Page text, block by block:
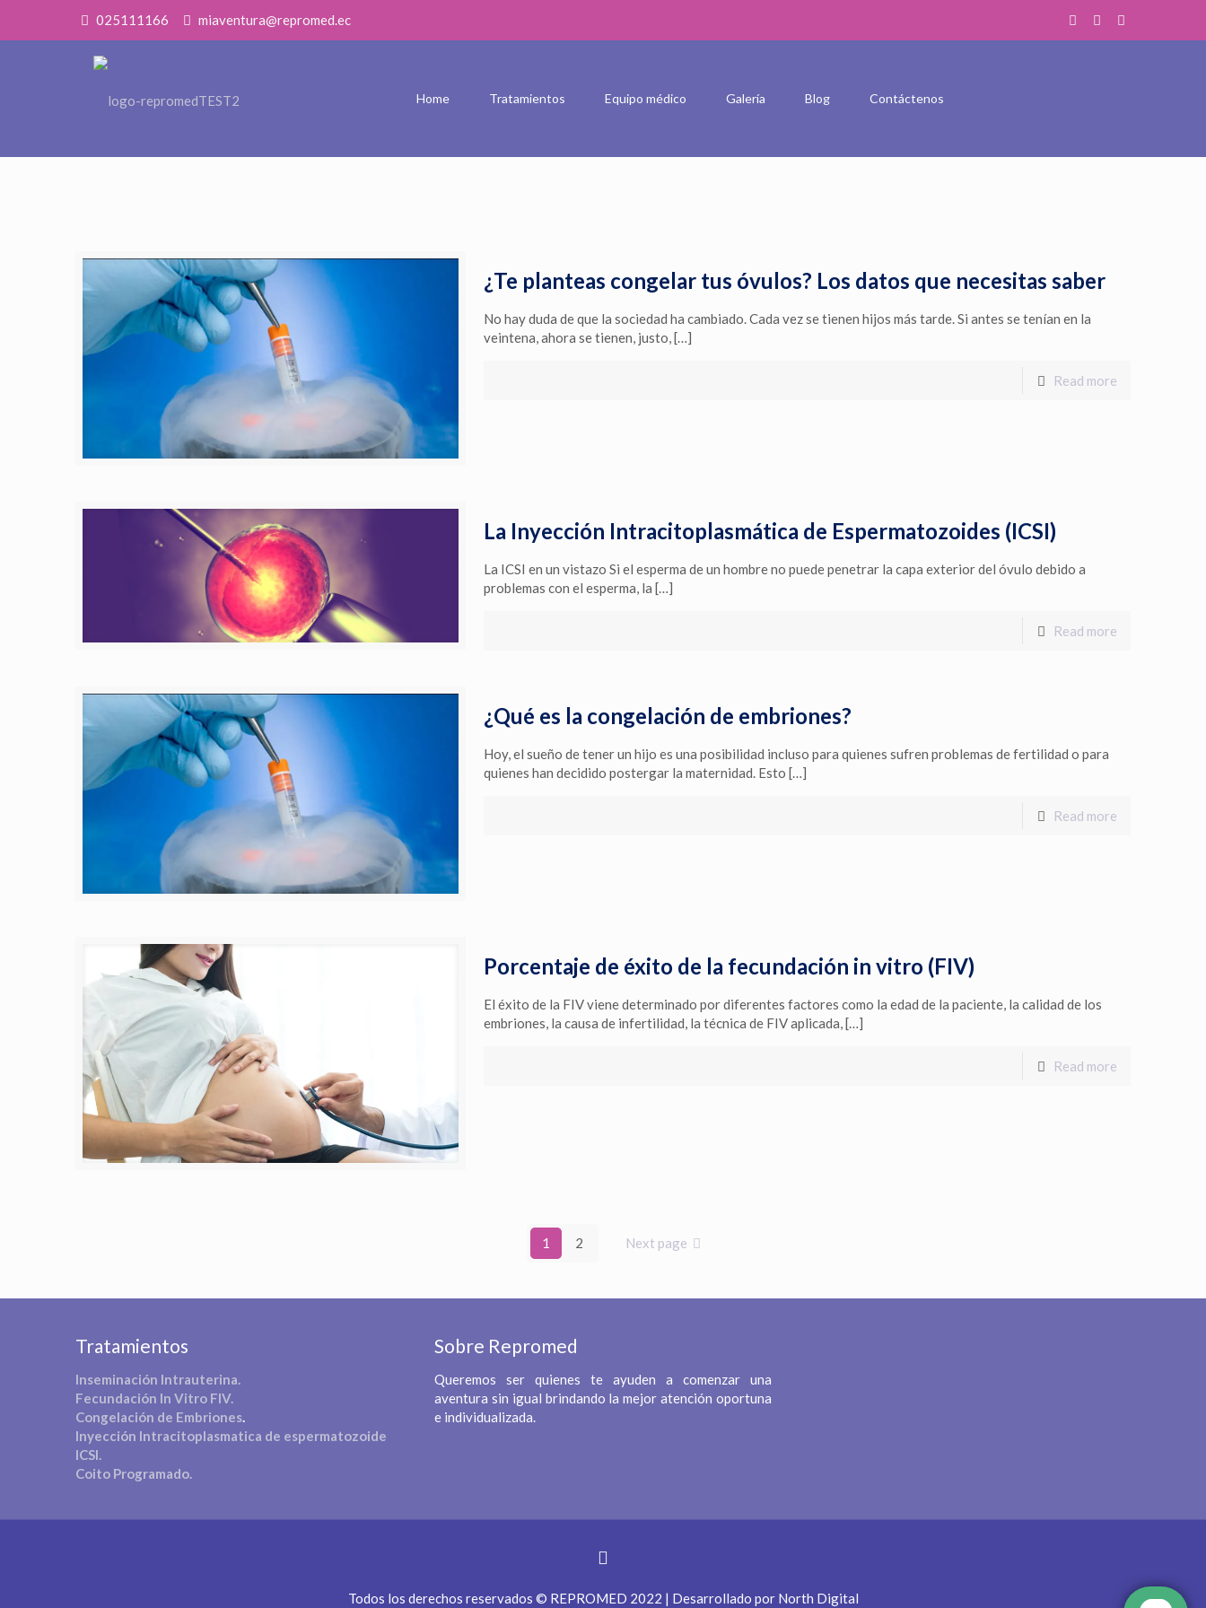
025111166 miaventura@repromed.ec
Home Tratamientos Equipo médico Galería Blog Contáctenos
¿Te planteas congelar tus óvulos? Los datos que necesitas saber
No hay duda de que la sociedad ha cambiado. Cada vez se tienen hijos más tarde. Si antes se tenían en la
veintena, ahora se tienen, justo,[…]
Read more
La Inyección Intracitoplasmática de Espermatozoides (ICSI)
La ICSI en un vistazo Si el esperma de un hombre no puede penetrar la capa exterior del óvulo debido a
problemas con el esperma, la […]
Read more
¿Qué es la congelación de embriones?
Hoy, el sueño de tener un hijo es una posibilidad incluso para quienes sufren problemas de fertilidad o para
quienes han decidido postergar la maternidad. Esto […]
Read more
Porcentaje de éxito de la fecundación in vitro (FIV)
El éxito de la FIV viene determinado por diferentes factores como la edad de la paciente, la calidad de los
embriones, la causa de infertilidad, la técnica de FIV aplicada,[…]
Read more
1 2 Next page
Tratamientos
Inseminación Intrauterina.
Fecundación In Vitro FIV.
Congelación de Embriones.
Inyección Intracitoplasmatica de espermatozoide
ICSI.
Coito Programado.
Sobre Repromed
Queremos ser quienes te ayuden a comenzar una
aventura sin igual brindando la mejor atención oportuna
e individualizada.
Todos los derechos reservados © REPROMED 2022 | Desarrollado por North Digital